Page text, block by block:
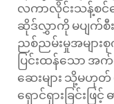
လကာလိုင်းသန့်စင်
ဆိုဒ်လွှာကို မပျက်စီ
ညစ်ညမ်းမှုအများ
ပြင်းထန်သော အ
ဆေးများ သို့မဟု
ရှောင်ရှားခြင်းဖ